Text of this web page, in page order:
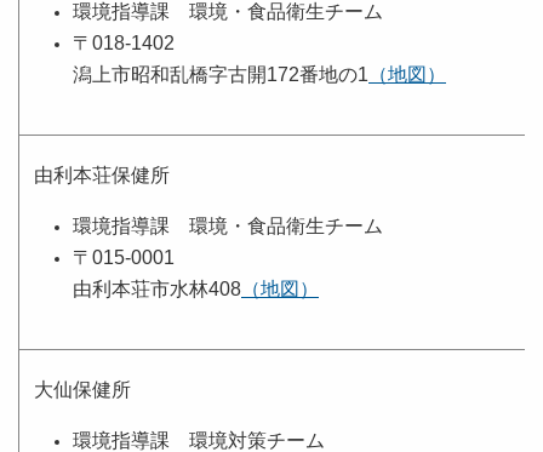
環境指導課 環境・食品衛生チーム
〒018-1402
潟上市昭和乱橋字古開172番地の1 （地図）
由利本荘保健所
環境指導課 環境・食品衛生チーム
〒015-0001
由利本荘市水林408 （地図）
大仙保健所
環境指導課 環境対策チーム